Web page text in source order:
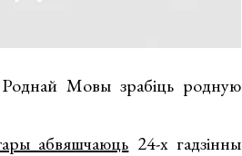
Роднай Мовы зрабіць родную
абвяшчаюць 24-х гадзінны